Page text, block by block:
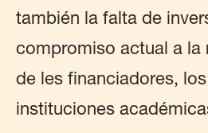
también la falta de
compromiso actual a la
de les financiadores,
instituciones